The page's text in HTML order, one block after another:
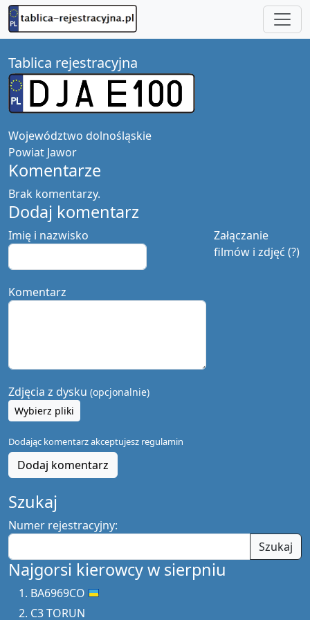
Tablica rejestracyjna
Województwo dolnośląskie
Powiat Jawor
Komentarze
Brak komentarzy.
Dodaj komentarz
Załączanie
filmów i zdjęć (?)
Imię i nazwisko
Komentarz
Zdjęcia z dysku (opcjonalnie)
Wybierz pliki
Dodając komentarz akceptujesz regulamin
Dodaj komentarz
Szukaj
Numer rejestracyjny:
Szukaj
Najgorsi kierowcy w sierpniu
BA6969CO
C3 TORUN